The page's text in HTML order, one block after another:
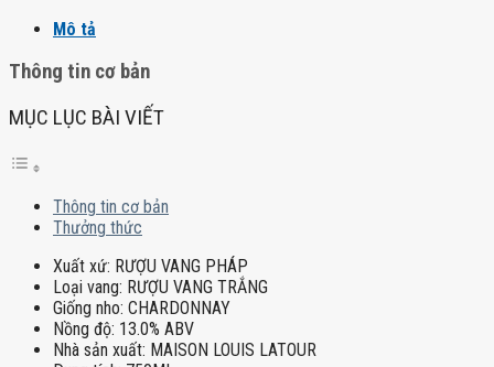
Mô tả
Thông tin cơ bản
MỤC LỤC BÀI VIẾT
Thông tin cơ bản
Thưởng thức
Xuất xứ: RƯỢU VANG PHÁP
Loại vang: RƯỢU VANG TRẮNG
Giống nho: CHARDONNAY
Nồng độ: 13.0% ABV
Nhà sản xuất: MAISON LOUIS LATOUR